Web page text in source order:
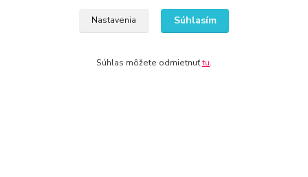
www.zariadenie-firmy.sk
Nastavenia Súhlasím
Súhlas môžete odmietnuťtu.